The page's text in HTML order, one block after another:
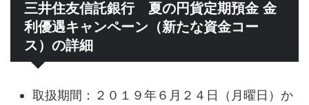
三井住友信託銀行 夏の円貨定期預金 金
利優遇キャンペーン（新たな資金コー
ス）の詳細
取扱期間：２０１９年６月２４日（月曜日）か